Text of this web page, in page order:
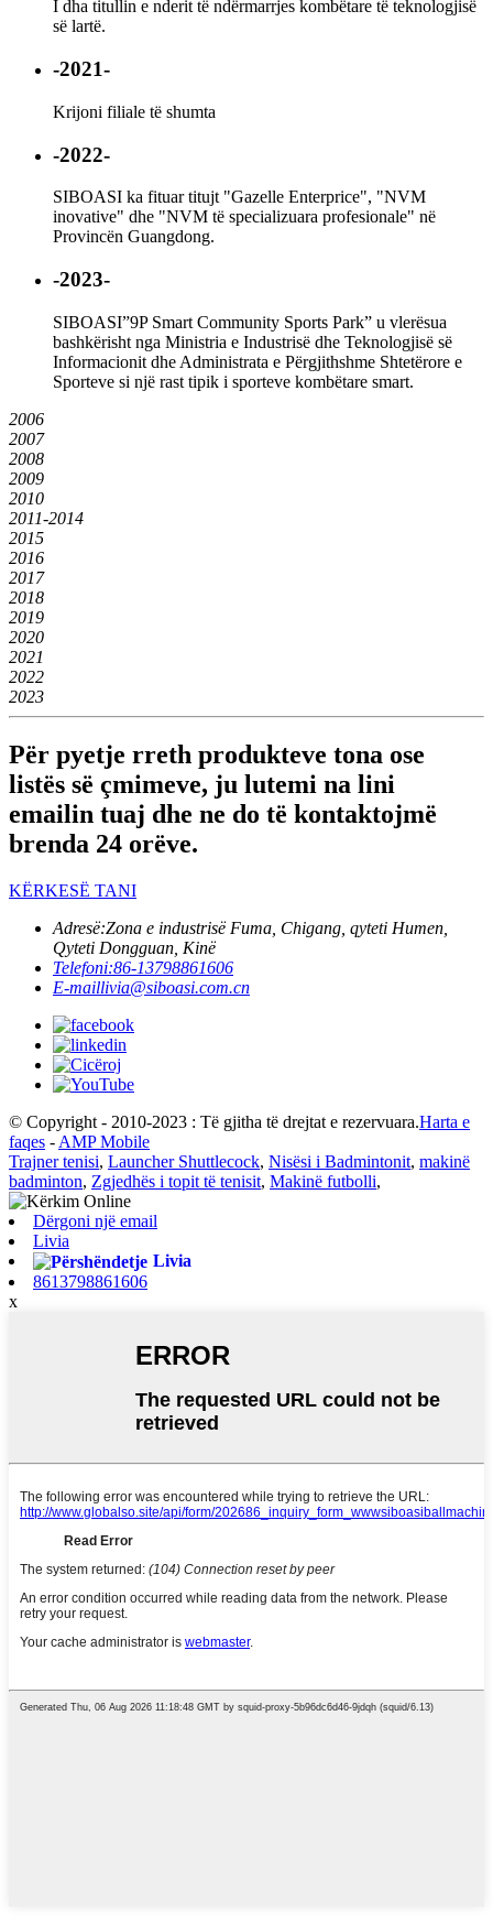
I dha titullin e nderit të ndërmarrjes kombëtare të teknologjisë
së lartë.
-2021-
Krijoni filiale të shumta
-2022-
SIBOASI ka fituar titujt "Gazelle Enterprice", "NVM
inovative" dhe "NVM të specializuara profesionale" në
Provincën Guangdong.
-2023-
SIBOASI”9P Smart Community Sports Park” u vlerësua
bashkërisht nga Ministria e Industrisë dhe Teknologjisë së
Informacionit dhe Administrata e Përgjithshme Shtetërore e
Sporteve si një rast tipik i sporteve kombëtare smart.
2006
2007
2008
2009
2010
2011-2014
2015
2016
2017
2018
2019
2020
2021
2022
2023
Për pyetje rreth produkteve tona ose
listës së çmimeve, ju lutemi na lini
emailin tuaj dhe ne do të kontaktojmë
brenda 24 orëve.
KËRKESË TANI
Adresë:Zona e industrisë Fuma, Chigang, qyteti Humen,
Qyteti Dongguan, Kinë
Telefoni:86-13798861606
E-maillivia@siboasi.com.cn
© Copyright - 2010-2023 : Të gjitha të drejtat e rezervuara.Harta e
faqes - AMP Mobile
Trajner tenisi, Launcher Shuttlecock, Nisësi i Badmintonit, makinë
badminton, Zgjedhës i topit të tenisit, Makinë futbolli,
Dërgoni një email
Livia
Livia
8613798861606
x